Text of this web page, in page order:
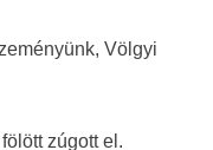
Völgyi
zúgott el.